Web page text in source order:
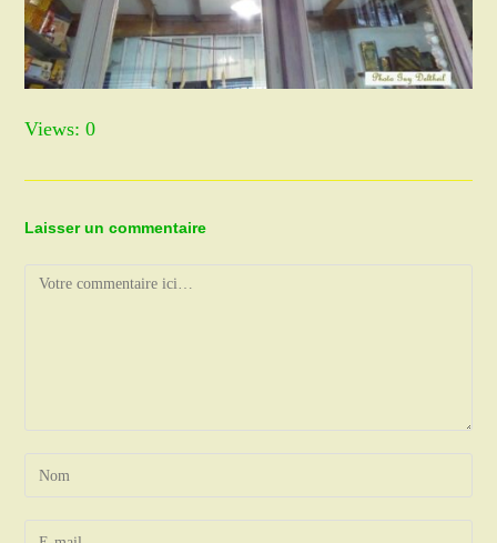
Views: 0
Laisser un commentaire
Comment
Enter
Enter